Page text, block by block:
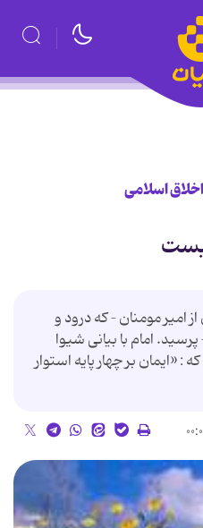
اخلاق اسلامی
امیر مومنان – كه درود و
امام با بیانی شیوا
«ایمان بر چهار پایه استوار